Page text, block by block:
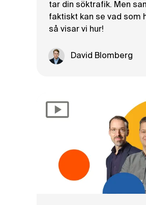
tar din söktrafik. Men
faktiskt kan se vad som
så visar vi hur!
David Blomberg